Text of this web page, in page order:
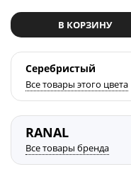
В КОРЗИНУ
Серебристый
Все товары этого цвета
RANAL
Все товары бренда